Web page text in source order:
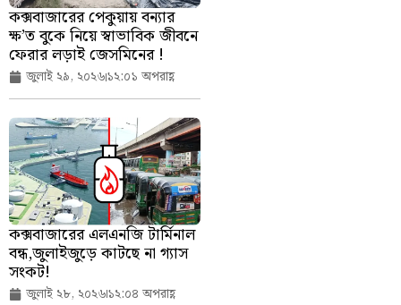
কক্সবাজারের পেকুয়ায় বন্যার
ক্ষ’ত বুকে নিয়ে স্বাভাবিক জীবনে
ফেরার লড়াই জেসমিনের !
জুলাই ২৯, ২০২৬১২:০১ অপরাহ্ণ
কক্সবাজারের এলএনজি টার্মিনাল
বন্ধ,জুলাইজুড়ে কাটছে না গ্যাস
সংকট!
জুলাই ২৮, ২০২৬১২:০৪ অপরাহ্ণ